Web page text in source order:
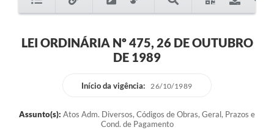
LEI ORDINÁRIA Nº 475, 26 DE OUTUBRO
DE 1989
Início da vigência: 26/10/1989
Assunto(s): Atos Adm. Diversos, Códigos de Obras, Geral, Prazos e
Cond. de Pagamento